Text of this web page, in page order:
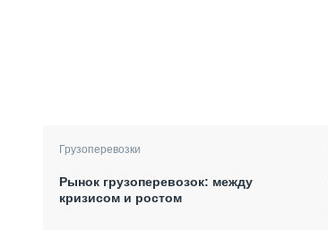
Грузоперевозки
Рынок грузоперевозок: между
кризисом и ростом